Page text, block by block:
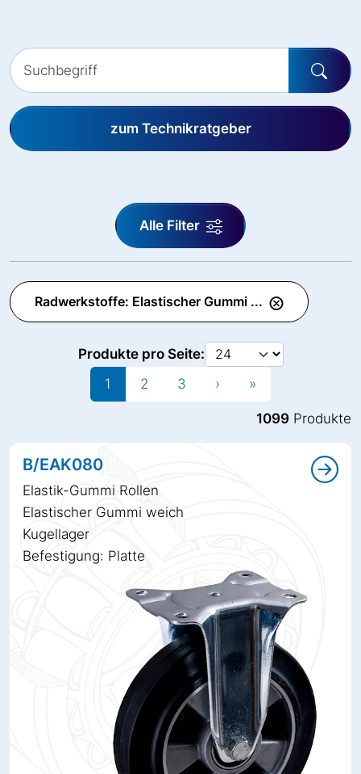
zum Technikratgeber
Alle Filter
Radwerkstoffe: Elastischer Gummi ...
Produkte pro Seite:
1
2 3 › »
1099 Produkte
B/EAK080
Elastik-Gummi Rollen
Elastischer Gummi weich
Kugellager
Befestigung: Platte